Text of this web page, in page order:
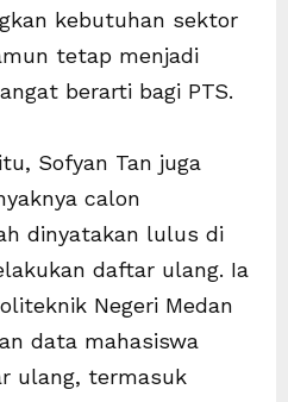
kebutuhan sektor
tetap menjadi
berarti bagi PTS.
Sofyan Tan juga
calon
dinyatakan lulus di
daftar ulang. Ia
Negeri Medan
data mahasiswa
ulang, termasuk